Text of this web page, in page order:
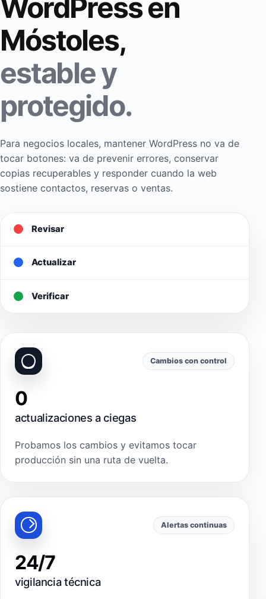
WordPress en
Móstoles,
estable y
protegido.
Para negocios locales, mantener WordPress no va de
tocar botones: va de prevenir errores, conservar
copias recuperables y responder cuando la web
sostiene contactos, reservas o ventas.
Revisar
Actualizar
Verificar
Cambios con control
0
actualizaciones a ciegas
Probamos los cambios y evitamos tocar
producción sin una ruta de vuelta.
Alertas continuas
24/7
vigilancia técnica